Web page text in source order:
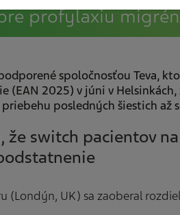
profylaxiu
spoločnosťou Teva,
(EAN 2025) v júni v
posledných šiestich až
že switch pacientov
(Londýn, UK) sa zaoberal